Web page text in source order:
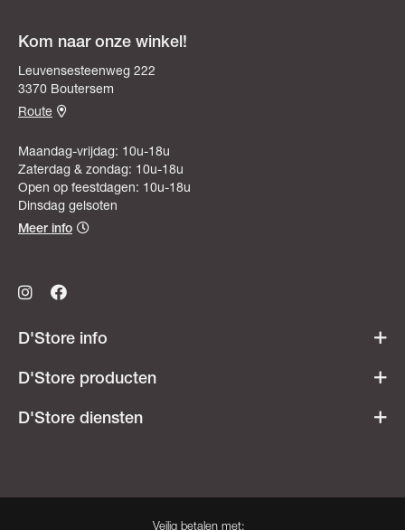
D'Store info
Werken bij D'Store
D'Store producten
Acties & promoties
D'Store diensten
Kom naar onze winkel!
Leuvensesteenweg 222
3370 Boutersem
Route
Maandag-vrijdag: 10u-18u
Zaterdag & zondag: 10u-18u
Open op feestdagen: 10u-18u
Dinsdag gelsoten
Meer info